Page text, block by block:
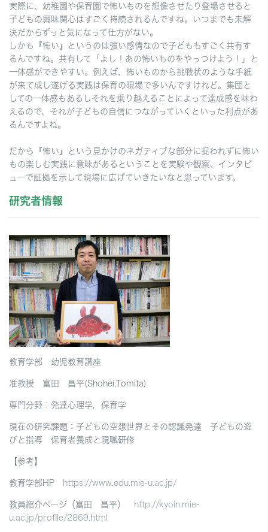
実際に、幼稚園や保育園で怖いものを想像させたり登場させると
子どもの興味関心はすごく持続されるんですね。いつまでも未解
決だからずっと気になって仕方がない。
しかも『怖い』というのは強い感情なので子どももすごく共有す
るんですね。共有して「よし！あの怖いものをやっつけよう！」と
一体感ができやすい。例えば、怖いものから挑戦状のような手紙
が来て成し遂げる実践は保育の現場で多いんですけれど。集団と
しての一体感もあるしそれを乗り越えることによって達成感を味わ
えるので、それが子どもの自信につながっていくといった利点があ
るんですよね。
だから『怖い』という見かけのネガティブな部分に捉われずに怖い
もの楽しむ実践に意味があるということを実験や観察、インタビ
ューで証拠を示して現場に広げていきたいなと思っています。
研究者情報
教育学部 幼児教育講座
准教授 富田 昌平(Shohei,Tomita)
専門分野：発達心理学，保育学
現在の研究課題：子どもの空想世界とその認識発達 子どもの遊
びと指導 保育者養成と現職研修
【参考】
教育学部HP https://www.edu.mie-u.ac.jp/
教員紹介ページ（富田 昌平）
http://kyoin.mie-
u.ac.jp/profile/2869.html